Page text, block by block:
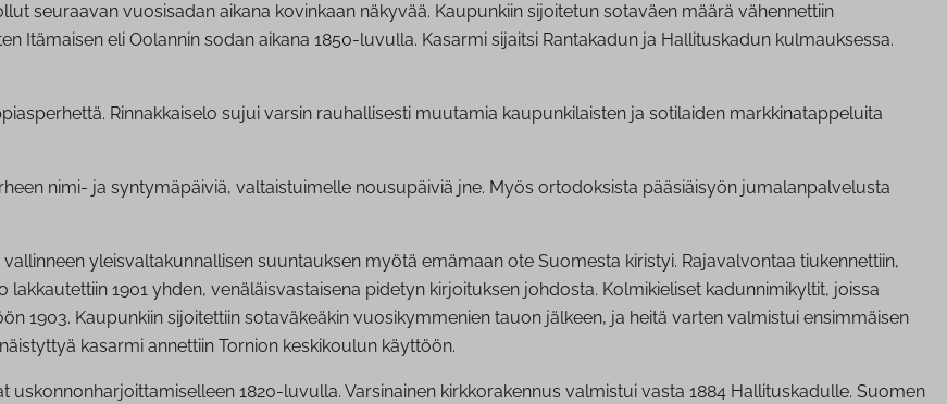
seuraavan vuosisadan aikana kovinkaan näkyvää. Kaupunkiin sijoitetun sotaväen määrä vähennettiin
Itämaisen eli Oolannin sodan aikana 1850-luvulla. Kasarmi sijaitsi Rantakadun ja Hallituskadun kulmauksessa.
Rinnakkaiselo sujui varsin rauhallisesti muutamia kaupunkilaisten ja sotilaiden markkinatappeluita
nimi- ja syntymäpäiviä, valtaistuimelle nousupäiviä jne. Myös ortodoksista pääsiäisyön jumalanpalvelusta
yleisvaltakunnallisen suuntauksen myötä emämaan ote Suomesta kiristyi. Rajavalvontaa tiukennettiin,
1901 yhden, venäläisvastaisena pidetyn kirjoituksen johdosta. Kolmikieliset kadunnimikyltit, joissa
1903. Kaupunkiin sijoitettiin sotaväkeäkin vuosikymmenien tauon jälkeen, ja heitä varten valmistui ensimmäisen
kasarmi annettiin Tornion keskikoulun käyttöön.
1820-luvulla. Varsinainen kirkkorakennus valmistui vasta 1884 Hallituskadulle. Suomen